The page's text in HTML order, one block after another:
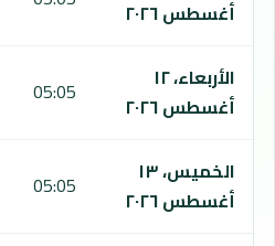
أغسطس ٢٠٢٦
الأربعاء، ١٢
أغسطس ٢٠٢٦
05:05
الخميس، ١٣
أغسطس ٢٠٢٦
05:05